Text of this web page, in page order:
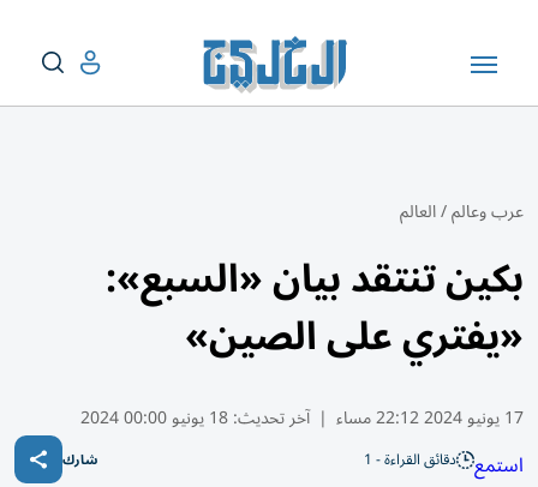
عرب وعالم/العالم
بكين تنتقد بيان «السبع»:
«يفتري على الصين»
17 يونيو 2024 22:12 مساء | آخر تحديث:18 يونيو 00:00 2024
استمع دقائق القراءة - 1 شارك